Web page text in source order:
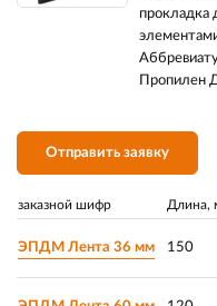
прокладка
Пропилен
Отправить заявку
заказной шифр Длина,
ЭПДМ Лента 36 мм 150